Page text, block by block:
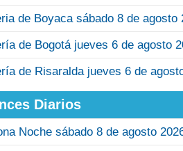
de Boyaca sábado 8 de agosto
de Bogotá jueves 6 de agosto
de Risaralda jueves 6 de
Diarios
Noche sábado 8 de agosto